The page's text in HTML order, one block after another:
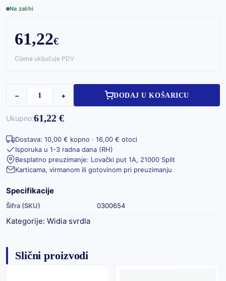
Na zalihi
61,22€
Cijena uključuje PDV
− + DODAJ U KOŠARICU
Ukupno:61,22 €
Dostava: 10,00 € kopno · 16,00 € otoci
Isporuka u 1-3 radna dana (RH)
Besplatno preuzimanje: Lovački put 1A, 21000 Split
Karticama, virmanom ili gotovinom pri preuzimanju
Specifikacije
Šifra (SKU) 0300654
Kategorije: Widia svrdla
Slični proizvodi